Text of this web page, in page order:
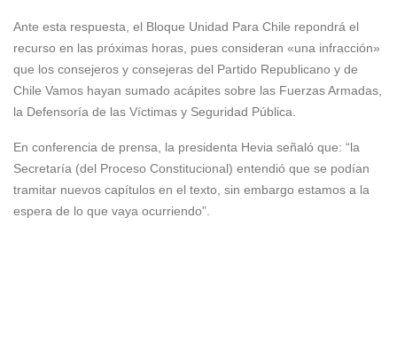
Ante esta respuesta, el Bloque Unidad Para Chile repondrá el
recurso en las próximas horas, pues consideran «una infracción»
que los consejeros y consejeras del Partido Republicano y de
Chile Vamos hayan sumado acápites sobre las Fuerzas Armadas,
la Defensoría de las Víctimas y Seguridad Pública.
En conferencia de prensa, la presidenta Hevia señaló que: “la
Secretaría (del Proceso Constitucional) entendió que se podían
tramitar nuevos capítulos en el texto, sin embargo estamos a la
espera de lo que vaya ocurriendo”.